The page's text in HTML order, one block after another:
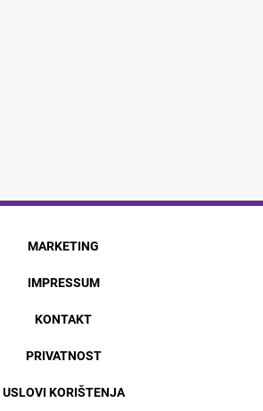
MARKETING
IMPRESSUM
KONTAKT
PRIVATNOST
USLOVI KORIŠTENJA